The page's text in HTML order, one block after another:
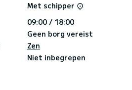
Met schipper
09:00 / 18:00
Geen borg vereist
Zen
Niet inbegrepen